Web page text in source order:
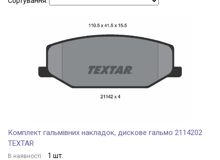
Комплект гальмівних накладок, дискове гальмо 2114202
TEXTAR
В наявності: 1 шт.